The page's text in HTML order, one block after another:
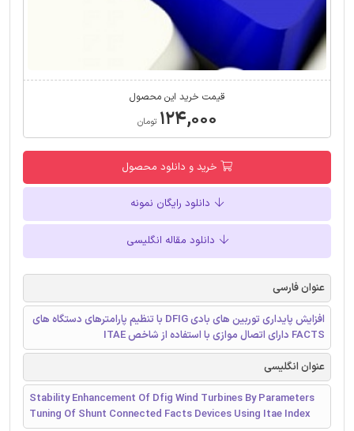
قیمت خرید این محصول
۱۲۴,۰۰۰ تومان
خرید و دانلود محصول
دانلود رایگان نمونه
دانلود مقاله انگلیسی
عنوان فارسی
افزایش پایداری توربین های بادی DFIG با تنظیم پارامترهای دستگاه های
FACTS دارای اتصال موازی با استفاده از شاخص ITAE
عنوان انگلیسی
Stability Enhancement Of Dfig Wind Turbines By Parameters
Tuning Of Shunt Connected Facts Devices Using Itae Index